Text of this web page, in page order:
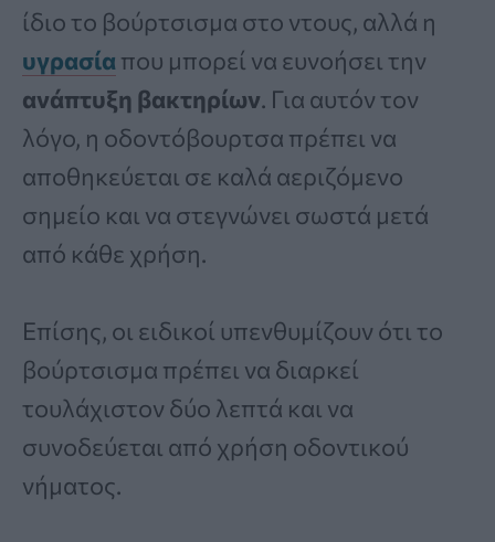
ίδιο το βούρτσισμα στο ντους, αλλά η
υγρασία που μπορεί να ευνοήσει την
ανάπτυξη βακτηρίων. Για αυτόν τον
λόγο, η οδοντόβουρτσα πρέπει να
αποθηκεύεται σε καλά αεριζόμενο
σημείο και να στεγνώνει σωστά μετά
από κάθε χρήση.
Επίσης, οι ειδικοί υπενθυμίζουν ότι το
βούρτσισμα πρέπει να διαρκεί
τουλάχιστον δύο λεπτά και να
συνοδεύεται από χρήση οδοντικού
νήματος.